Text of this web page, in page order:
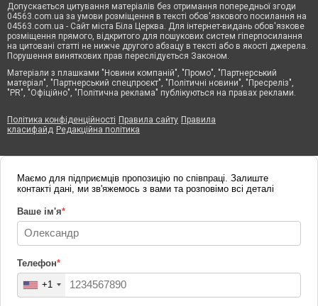
Допускається цитування матеріалів без отримання попередньої згоди
04563.com.ua за умови розміщення в тексті обов'язкового посилання на
04563.com.ua - Сайт міста Біла Церква. Для інтернет-видань обов'язкове
розміщення прямого, відкритого для пошукових систем гіперпосилання
на цитовані статті не нижче другого абзацу в тексті або в якості джерела.
Порушення виняткових прав переслідується Законом.
Матеріали з плашками "Новини компаній", "Промо", "Партнерський
матеріал", "Партнерський спецпроєкт", "Політичні новини", "Пресреліз",
"PR", "Офіційно", "Політична реклама" публікуються на правах реклами.
Політика конфіденційності Правила сайту Правила
класифайд Редакційна політика
Маємо для підприємців пропозицію по співпраці. Залиште
контакті дані, ми зв'яжемось з вами та розповімо всі деталі
Ваше ім'я*
Телефон*
+1